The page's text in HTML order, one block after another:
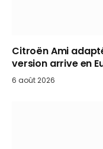
Citroën Ami
version arrive en
6 août 2026